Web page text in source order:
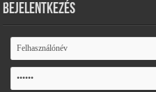
Bejelentkezés